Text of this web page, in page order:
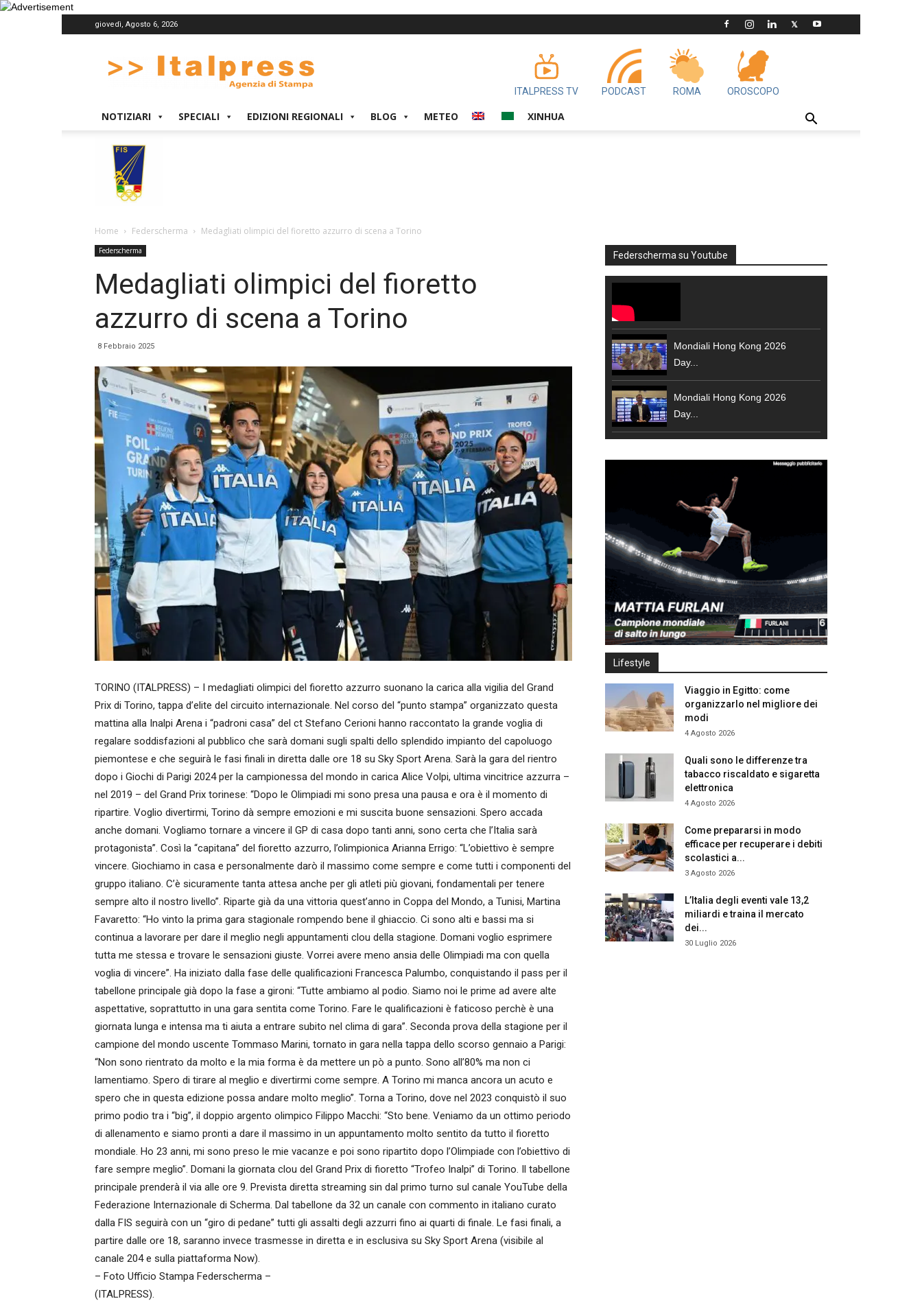
giovedì, Agosto 6, 2026
ITALPRESS TV PODCAST ROMA OROSCOPO
NOTIZIARI SPECIALI EDIZIONI REGIONALI BLOG METEO XINHUA
Home Federscherma Medagliati olimpici del fioretto azzurro di scena a Torino
Federscherma
Medagliati olimpici del fioretto
azzurro di scena a Torino
8 Febbraio 2025
TORINO (ITALPRESS) – I medagliati olimpici del fioretto azzurro suonano la carica alla vigilia del Grand
Prix di Torino, tappa d’elite del circuito internazionale. Nel corso del “punto stampa” organizzato questa
mattina alla Inalpi Arena i “padroni casa” del ct Stefano Cerioni hanno raccontato la grande voglia di
regalare soddisfazioni al pubblico che sarà domani sugli spalti dello splendido impianto del capoluogo
piemontese e che seguirà le fasi finali in diretta dalle ore 18 su Sky Sport Arena. Sarà la gara del rientro
dopo i Giochi di Parigi 2024 per la campionessa del mondo in carica Alice Volpi, ultima vincitrice azzurra –
nel 2019 – del Grand Prix torinese: “Dopo le Olimpiadi mi sono presa una pausa e ora è il momento di
ripartire. Voglio divertirmi, Torino dà sempre emozioni e mi suscita buone sensazioni. Spero accada
anche domani. Vogliamo tornare a vincere il GP di casa dopo tanti anni, sono certa che l’Italia sarà
protagonista”. Così la “capitana” del fioretto azzurro, l’olimpionica Arianna Errigo: “L’obiettivo è sempre
vincere. Giochiamo in casa e personalmente darò il massimo come sempre e come tutti i componenti del
gruppo italiano. C’è sicuramente tanta attesa anche per gli atleti più giovani, fondamentali per tenere
sempre alto il nostro livello”. Riparte già da una vittoria quest’anno in Coppa del Mondo, a Tunisi, Martina
Favaretto: “Ho vinto la prima gara stagionale rompendo bene il ghiaccio. Ci sono alti e bassi ma si
continua a lavorare per dare il meglio negli appuntamenti clou della stagione. Domani voglio esprimere
tutta me stessa e trovare le sensazioni giuste. Vorrei avere meno ansia delle Olimpiadi ma con quella
voglia di vincere”. Ha iniziato dalla fase delle qualificazioni Francesca Palumbo, conquistando il pass per il
tabellone principale già dopo la fase a gironi: “Tutte ambiamo al podio. Siamo noi le prime ad avere alte
aspettative, soprattutto in una gara sentita come Torino. Fare le qualificazioni è faticoso perchè è una
giornata lunga e intensa ma ti aiuta a entrare subito nel clima di gara”. Seconda prova della stagione per il
campione del mondo uscente Tommaso Marini, tornato in gara nella tappa dello scorso gennaio a Parigi:
“Non sono rientrato da molto e la mia forma è da mettere un pò a punto. Sono all’80% ma non ci
lamentiamo. Spero di tirare al meglio e divertirmi come sempre. A Torino mi manca ancora un acuto e
spero che in questa edizione possa andare molto meglio”. Torna a Torino, dove nel 2023 conquistò il suo
primo podio tra i “big”, il doppio argento olimpico Filippo Macchi: “Sto bene. Veniamo da un ottimo periodo
di allenamento e siamo pronti a dare il massimo in un appuntamento molto sentito da tutto il fioretto
mondiale. Ho 23 anni, mi sono preso le mie vacanze e poi sono ripartito dopo l’Olimpiade con l’obiettivo di
fare sempre meglio”. Domani la giornata clou del Grand Prix di fioretto “Trofeo Inalpi” di Torino. Il tabellone
principale prenderà il via alle ore 9. Prevista diretta streaming sin dal primo turno sul canale YouTube della
Federazione Internazionale di Scherma. Dal tabellone da 32 un canale con commento in italiano curato
dalla FIS seguirà con un “giro di pedane” tutti gli assalti degli azzurri fino ai quarti di finale. Le fasi finali, a
partire dalle ore 18, saranno invece trasmesse in diretta e in esclusiva su Sky Sport Arena (visibile al
canale 204 e sulla piattaforma Now).
– Foto Ufficio Stampa Federscherma –
(ITALPRESS).
Federscherma su Youtube
Mondiali Hong Kong 2026
Day...
Mondiali Hong Kong 2026
Day...
Lifestyle
Viaggio in Egitto: come
organizzarlo nel migliore dei
modi
4 Agosto 2026
Quali sono le differenze tra
tabacco riscaldato e sigaretta
elettronica
4 Agosto 2026
Come prepararsi in modo
efficace per recuperare i debiti
scolastici a...
3 Agosto 2026
L’Italia degli eventi vale 13,2
miliardi e traina il mercato
dei...
30 Luglio 2026